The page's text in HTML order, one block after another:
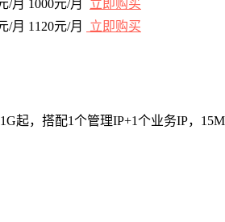
/月 1000元/月
立即购买
/月 1120元/月 立即购买
起，搭配1个管理IP+1个业务IP，